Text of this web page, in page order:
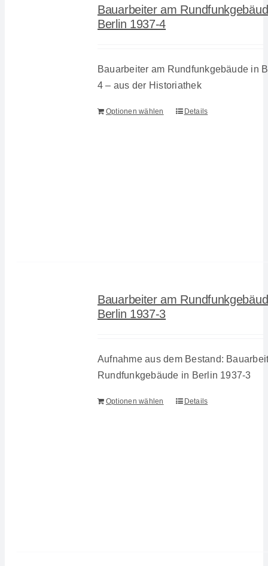
Bauarbeiter am
Berlin 1937-4
Bauarbeiter am Rundfunkgebäude in
4 – aus der Historiathek
Optionen wählen Details
Bauarbeiter am
Berlin 1937-3
Aufnahme aus dem Bestand:
Rundfunkgebäude in Berlin 1937-3
Optionen wählen Details